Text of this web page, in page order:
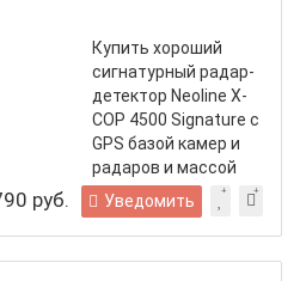
Купить хороший
сигнатурный радар-
детектор Neoline X-
COP 4500 Signature с
GPS базой камер и
радаров и массой
настроек
руб. Уведомить